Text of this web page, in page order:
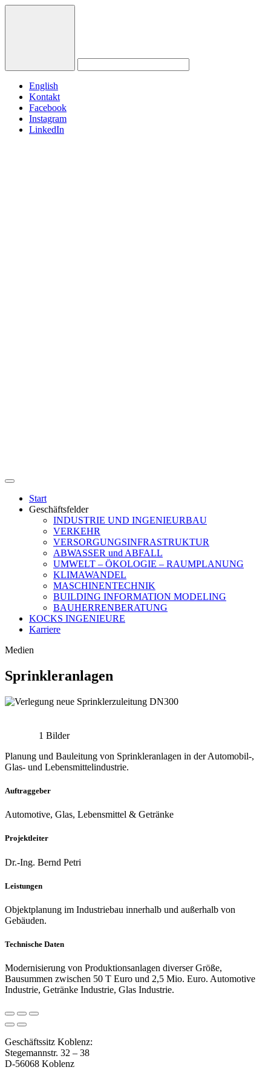
English
Kontakt
Facebook
Instagram
LinkedIn
Start
Geschäftsfelder
INDUSTRIE UND INGENIEURBAU
VERKEHR
VERSORGUNGSINFRASTRUKTUR
ABWASSER und ABFALL
UMWELT – ÖKOLOGIE – RAUMPLANUNG
KLIMAWANDEL
MASCHINENTECHNIK
BUILDING INFORMATION MODELING
BAUHERRENBERATUNG
KOCKS INGENIEURE
Karriere
Medien
Sprinkleranlagen
1 Bilder
Planung und Bauleitung von Sprinkleranlagen in der Automobil-,
Glas- und Lebensmittelindustrie.
Auftraggeber
Automotive, Glas, Lebensmittel & Getränke
Projektleiter
Dr.-Ing. Bernd Petri
Leistungen
Objektplanung im Industriebau innerhalb und außerhalb von
Gebäuden.
Technische Daten
Modernisierung von Produktionsanlagen diverser Größe,
Bausummen zwischen 50 T Euro und 2,5 Mio. Euro. Automotive
Industrie, Getränke Industrie, Glas Industrie.
Geschäftssitz Koblenz:
Stegemannstr. 32 – 38
D-56068 Koblenz